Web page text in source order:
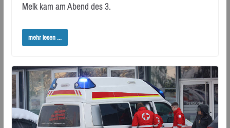
Melk kam am Abend des 3.
mehr lesen ...